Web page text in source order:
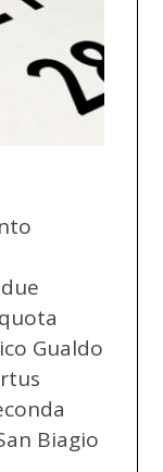
Gualdo
Biagio